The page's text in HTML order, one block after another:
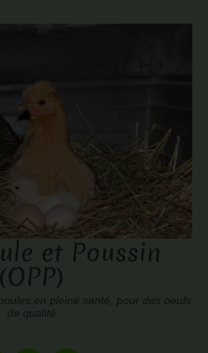
et Poussin
(OPP)
en pleine santé, pour des oeufs
de qualité